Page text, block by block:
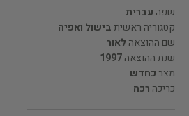
שפה עברית
קטגוריה ראשיתבישול ואפיה
שם ההוצאהלאור
שנת ההוצאה1997
מצבכחדש
כריכה רכה